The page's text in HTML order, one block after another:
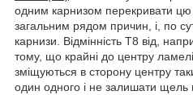
одним карнизом перекривати цю
загальним рядом причин, і, по
карнизи. Відмінність Т8 від,
тому, що крайні до центру
зміщуються в сторону центру
один одного і не залишати щель